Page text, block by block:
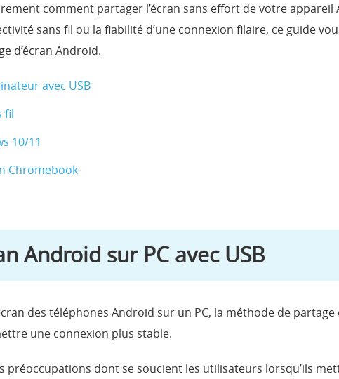
comment partager l’écran sans effort de votre
sans fil ou la fiabilité d’une connexion filaire, ce guide
d’écran Android.
avec USB
fil
10/11
Chromebook
Android sur PC avec USB
des téléphones Android sur un PC, la méthode de partage
une connexion plus stable.
préoccupations dont se soucient les utilisateurs lorsqu’ils